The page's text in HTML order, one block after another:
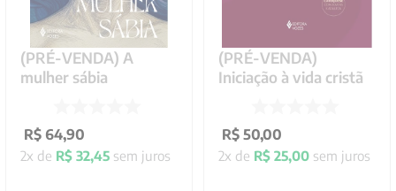
(PRÉ-VENDA) A
mulher sábia
R$ 64,90
2x de R$ 32,45 sem juros
(PRÉ-VENDA)
Iniciação à vida cristã
R$ 50,00
2x de R$ 25,00 sem juros